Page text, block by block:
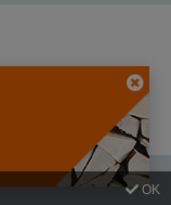
digitalni marketing.
OK